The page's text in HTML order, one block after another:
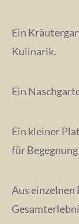
Ein
Kulinarik.
Ein
Ein kleiner
für
Aus